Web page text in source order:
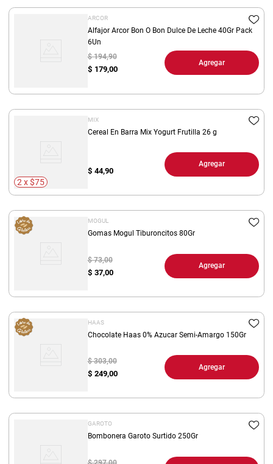
ARCOR
Alfajor Arcor Bon O Bon Dulce De Leche 40Gr Pack
6Un
$ 179,00
$ 194,90
Agregar
2 x $75
MIX
Cereal En Barra Mix Yogurt Frutilla 26 g
$ 44,90
Agregar
MOGUL
Gomas Mogul Tiburoncitos 80Gr
$ 37,00
$ 73,00
Agregar
HAAS
Chocolate Haas 0% Azucar Semi-Amargo 150Gr
$ 249,00
$ 303,00
Agregar
GAROTO
Bombonera Garoto Surtido 250Gr